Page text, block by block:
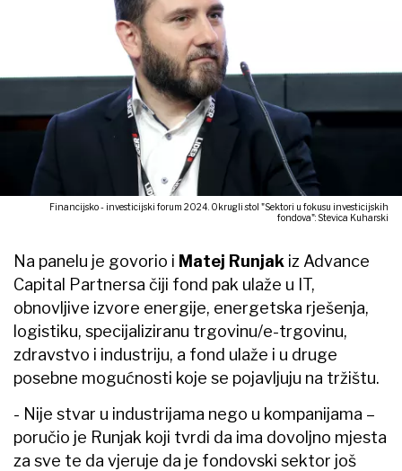
Financijsko - investicijski forum 2024. Okrugli stol "Sektori u fokusu investicijskih
fondova": Stevica Kuharski
Na panelu je govorio i Matej Runjak iz Advance
Capital Partnersa čiji fond pak ulaže u IT,
obnovljive izvore energije, energetska rješenja,
logistiku, specijaliziranu trgovinu/e-trgovinu,
zdravstvo i industriju, a fond ulaže i u druge
posebne mogućnosti koje se pojavljuju na tržištu.
- Nije stvar u industrijama nego u kompanijama –
poručio je Runjak koji tvrdi da ima dovoljno mjesta
za sve te da vjeruje da je fondovski sektor još